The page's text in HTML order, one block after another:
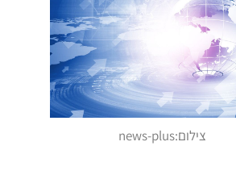
צילום:news-plus